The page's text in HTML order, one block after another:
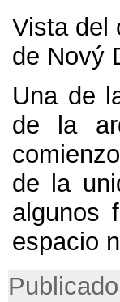
Vista del
de Nový
Una de
de la
de la
algunos
espacio